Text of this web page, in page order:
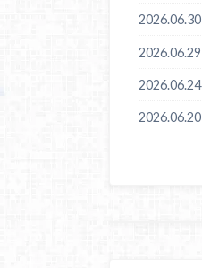
2026.06.30
2026.06.29
2026.06.24
2026.06.20